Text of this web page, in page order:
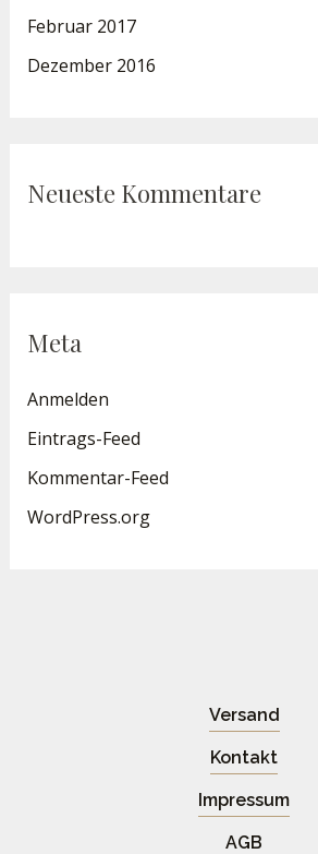
Februar 2017
Dezember 2016
Neueste Kommentare
Meta
Anmelden
Eintrags-Feed
Kommentar-Feed
WordPress.org
Versand
Kontakt
Impressum
AGB